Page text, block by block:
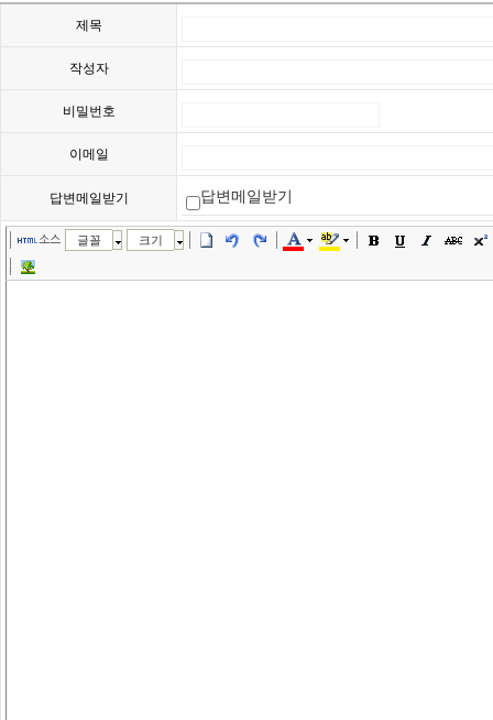
제목
작성자
비밀번호
이메일
답변메일받기 답변메일받기
소스 글꼴 크기